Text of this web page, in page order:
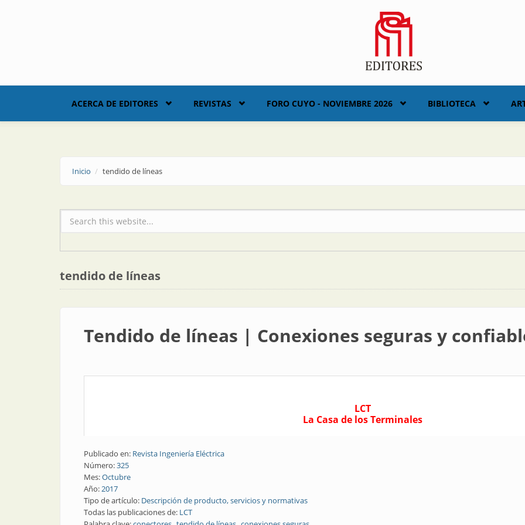
ACERCA DE EDITORES REVISTAS FORO CUYO - NOVIEMBRE 2026 BIBLIOTECA
Inicio tendido de líneas
Formulario de búsqueda
tendido de líneas
Tendido de líneas | Conexiones seguras y
LCT
La Casa de los Terminales
Publicado en: Revista Ingeniería Eléctrica
Número:325
Mes:Octubre
Año:2017
Tipo de artículo: Descripción de producto, servicios y normativas
Todas las publicaciones de: LCT